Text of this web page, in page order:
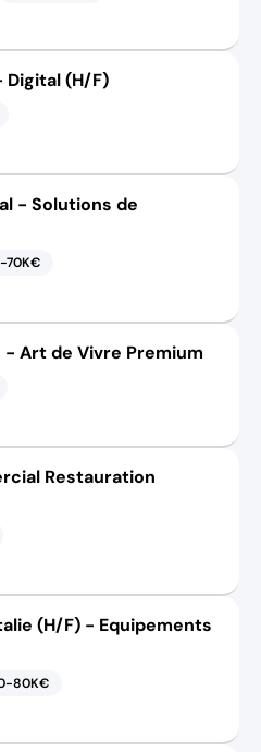
(H/F)
- Solutions de
70K€
Art de Vivre Premium
Restauration
(H/F) - Equipements
80K€